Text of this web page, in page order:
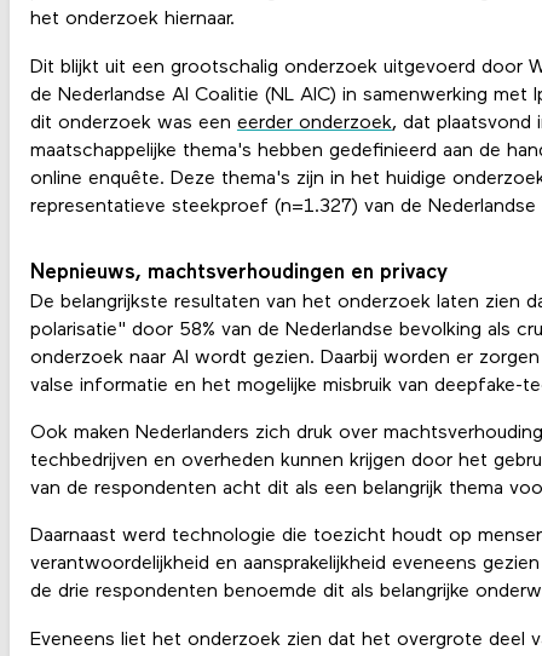
het onderzoek hiernaar.
Dit blijkt uit een grootschalig onderzoek uitgevoerd door
de Nederlandse AI Coalitie (NL AIC) in samenwerking met
dit onderzoek was een eerder onderzoek, dat plaatsvond
maatschappelijke thema's hebben gedefinieerd aan de
online enquête. Deze thema's zijn in het huidige
representatieve steekproef (n=1.327) van de Nederlandse
Nepnieuws, machtsverhoudingen en privacy
De belangrijkste resultaten van het onderzoek laten zien
polarisatie" door 58% van de Nederlandse bevolking als
onderzoek naar AI wordt gezien. Daarbij worden er
valse informatie en het mogelijke misbruik van deepfake-
Ook maken Nederlanders zich druk over
techbedrijven en overheden kunnen krijgen door het
van de respondenten acht dit als een belangrijk thema
Daarnaast werd technologie die toezicht houdt op
verantwoordelijkheid en aansprakelijkheid eveneens
de drie respondenten benoemde dit als belangrijke
Eveneens liet het onderzoek zien dat het overgrote deel